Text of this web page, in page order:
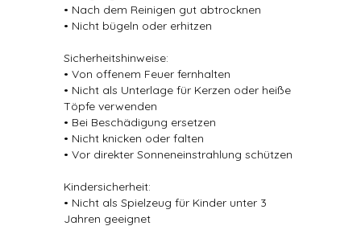
• Nach dem Reinigen gut abtrocknen
• Nicht bügeln oder erhitzen
Sicherheitshinweise:
• Von offenem Feuer fernhalten
• Nicht als Unterlage für Kerzen oder heiße
Töpfe verwenden
• Bei Beschädigung ersetzen
• Nicht knicken oder falten
• Vor direkter Sonneneinstrahlung schützen
Kindersicherheit:
• Nicht als Spielzeug für Kinder unter 3
Jahren geeignet